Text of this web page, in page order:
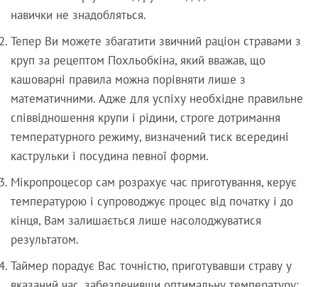
навички не знадобляться.
Тепер Ви можете збагатити звичний раціон стравами з
круп за рецептом Похльобкіна, який вважав, що
кашоварні правила можна порівняти лише з
математичними. Адже для успіху необхідне правильне
співвідношення крупи і рідини, строге дотримання
температурного режиму, визначений тиск всередині
каструльки і посудина певної форми.
Мікропроцесор сам розрахує час приготування, керує
температурою і супроводжує процес від початку і до
кінця, Вам залишається лише насолоджуватися
результатом.
Таймер порадує Вас точністю, приготувавши страву у